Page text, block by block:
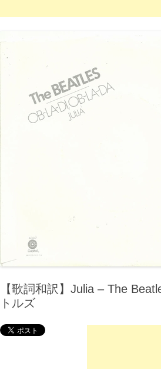
【歌詞和訳】Julia – The
トルズ